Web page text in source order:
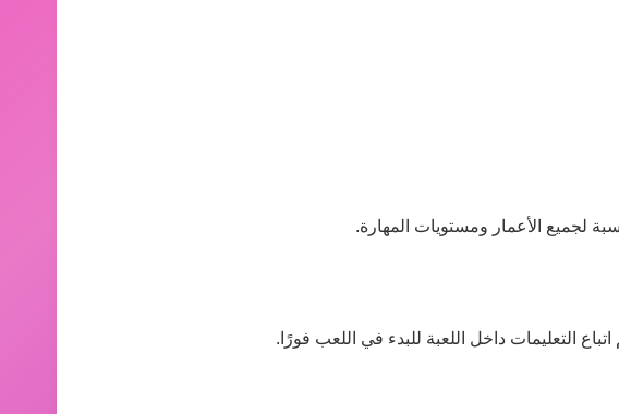
لجميع الأعمار ومستويات المهارة.
التعليمات داخل اللعبة للبدء في اللعب فورًا.